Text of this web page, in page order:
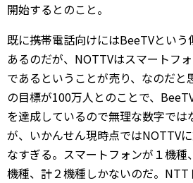
開始するとのこと。
既に携帯電話向けにはBeeTVとい
あるのだが、NOTTVはスマートフ
であるということが売り、なのだと
の目標が100万人とのことで、
を達成しているので無理な数字では
が、いかんせん現時点ではNOTTV
なすぎる。スマートフォンが１機種
機種、計２機種しかないのだ。NTT